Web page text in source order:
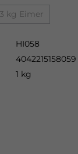
3 kg Eimer
HI058
4042215158059
1 kg